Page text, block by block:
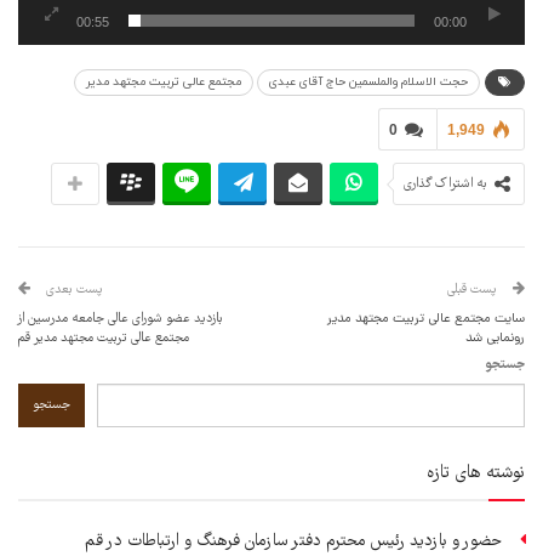
00:00
00:55
حجت الاسلام والملسمین حاج آقای عبدی مجتمع عالی تربیت مجتهد مدیر
0 1,949
به اشتراک گذاری
پست قبلی
سایت مجتمع عالی تربیت مجتهد مدیر
رونمایی شد
پست بعدی
بازدید عضو شورای عالی جامعه مدرسین از
مجتمع عالی تربیت مجتهد مدیر قم
جستجو
جستجو
نوشته های تازه
حضور و بازدید رئیس محترم دفتر سازمان فرهنگ و ارتباطات در قم